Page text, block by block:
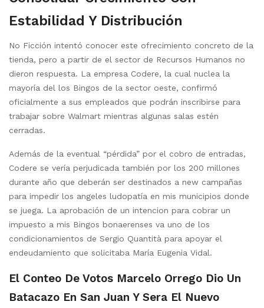
Estabilidad Y Distribución
No Ficción intentó conocer este ofrecimiento concreto de la
tienda, pero a partir de el sector de Recursos Humanos no
dieron respuesta. La empresa Codere, la cual nuclea la
mayoría del los Bingos de la sector oeste, confirmó
oficialmente a sus empleados que podrán inscribirse para
trabajar sobre Walmart mientras algunas salas estén
cerradas.
Además de la eventual “pérdida” por el cobro de entradas,
Codere se vería perjudicada también por los 200 millones
durante año que deberán ser destinados a new campañas
para impedir los angeles ludopatía en mis municipios donde
se juega. La aprobación de un intencion para cobrar un
impuesto a mis Bingos bonaerenses va uno de los
condicionamientos de Sergio Quantità para apoyar el
endeudamiento que solicitaba María Eugenia Vidal.
El Conteo De Votos Marcelo Orrego Dio Un
Batacazo En San Juan Y Sera El Nuevo